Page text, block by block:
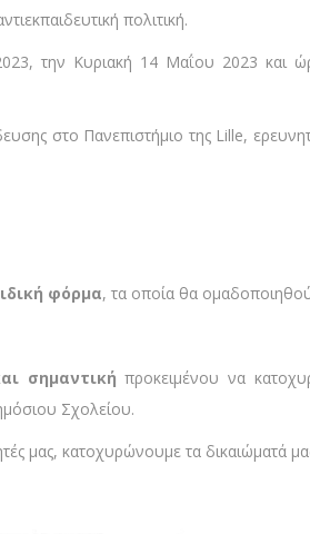
πολιτική.
την Κυριακή 14 Μαΐου 2023 και
στο Πανεπιστήμιο της Lille,
φόρμα, τα οποία θα
σημαντική προκειμένου να
Σχολείου.
μας, κατοχυρώνουμε τα δικαιώματά